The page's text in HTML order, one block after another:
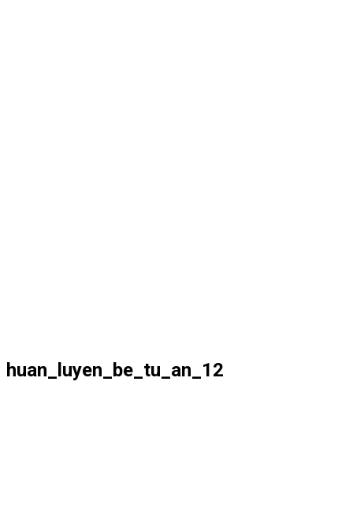
huan_luyen_be_tu_an_12